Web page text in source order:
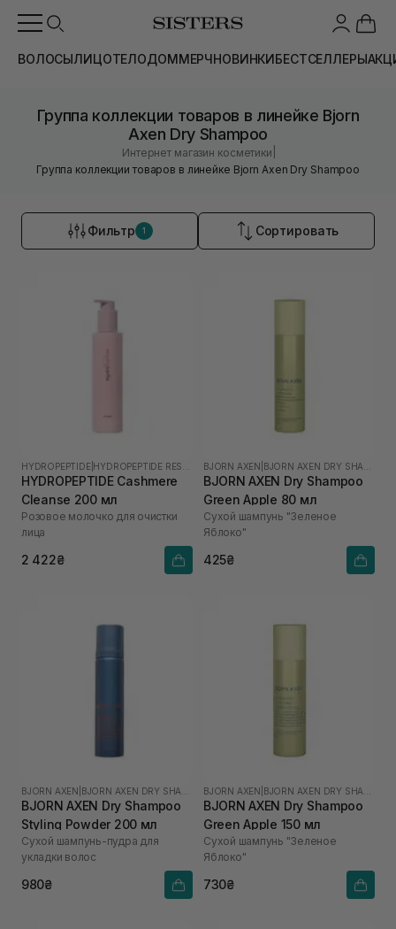
ВОЛОСЫЛИЦОТЕЛОДОММЕРЧНОВИНКИБЕСТСЕЛЛЕРЫ
Группа коллекции товаров в линейке Bjorn
Axen Dry Shampoo
Интернет магазин косметики
Группа коллекции товаров в линейке Bjorn Axen Dry Shampoo
Фильтр 1 Сортировать
HYDROPEPTIDE
HYDROPEPTIDE Cashmere
Cleanse 200 мл
Розовое молочко для очистки
лица
2 422₴
BJORN AXEN
BJORN AXEN Dry Shampoo
Green Apple 80 мл
Сухой шампунь "Зеленое
Яблоко"
425₴
BJORN AXEN
BJORN AXEN Dry Shampoo
Styling Powder 200 мл
Сухой шампунь-пудра для
укладки волос
980₴
BJORN AXEN
BJORN AXEN Dry Shampoo
Green Apple 150 мл
Сухой шампунь "Зеленое
Яблоко"
730₴